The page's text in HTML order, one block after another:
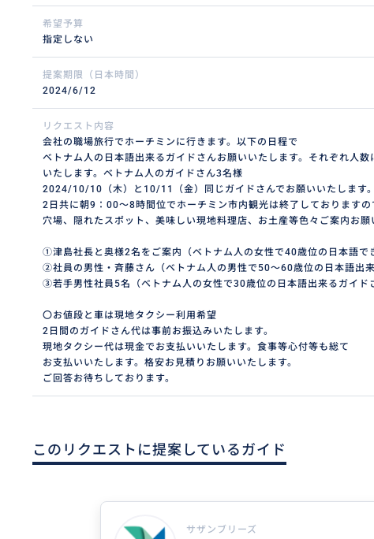
希望予算
指定しない
提案期限（日本時間）
2024/6/12
リクエスト内容
会社の職場旅行でホーチミンに行きます。以下の日程で
ベトナム人の日本語出来るガイドさんお願いいたします。それぞれ人
いたします。ベトナム人のガイドさん3名様
2024/10/10（木）と10/11（金）同じガイドさんでお願いいたします。
2日共に朝9：00～8時間位でホーチミン市内観光は終了しております
穴場、隠れたスポット、美味しい現地料理店、お土産等色々ご案内お願
①津島社長と奥様2名をご案内（ベトナム人の女性で40歳位の日本語で
②社員の男性・斉藤さん（ベトナム人の男性で50～60歳位の日本語出
③若手男性社員5名（ベトナム人の女性で30歳位の日本語出来るガイド
〇お値段と車は現地タクシー利用希望
2日間のガイドさん代は事前お振込みいたします。
現地タクシー代は現金でお支払いいたします。食事等心付等も総て
お支払いいたします。格安お見積りお願いいたします。
ご回答お待ちしております。
このリクエストに提案しているガイド
サザンブリーズ